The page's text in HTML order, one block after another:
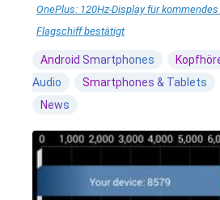
OnePlus: 120Hz-Display für
Flagschiff bestätigt
Android Smartphones
Audio
Smartphones & Tablets
News